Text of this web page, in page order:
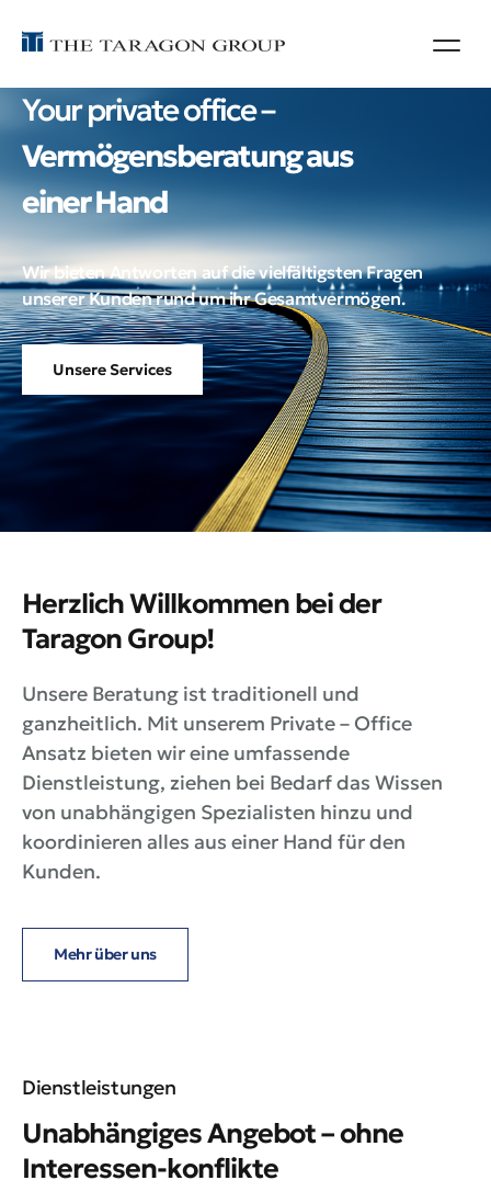
Your private office –
Vermögensberatung aus
einer Hand
Wir bieten Antworten auf die vielfältigsten Fragen
unserer Kunden rund um ihr Gesamtvermögen.
Unsere Services
Herzlich Willkommen bei der
Taragon Group!
Unsere Beratung ist traditionell und
ganzheitlich. Mit unserem Private – Office
Ansatz bieten wir eine umfassende
Dienstleistung, ziehen bei Bedarf das Wissen
von unabhängigen Spezialisten hinzu und
koordinieren alles aus einer Hand für den
Kunden.
Mehr über uns
Dienstleistungen
Unabhängiges Angebot – ohne
Interessen-konflikte